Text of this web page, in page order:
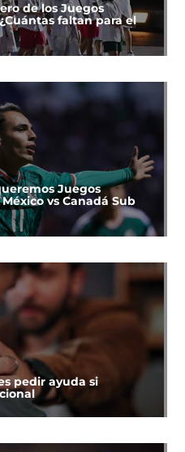
de los Juegos
faltan para el
Juegos
vs Canadá Sub
pedir ayuda si